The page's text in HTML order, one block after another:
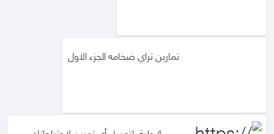
تمارين تراي ضخامه الجزء الاول